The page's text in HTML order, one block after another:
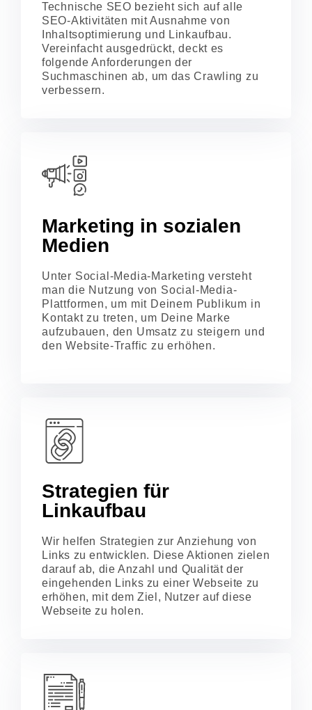
Technische SEO bezieht sich auf alle
SEO-Aktivitäten mit Ausnahme von
Inhaltsoptimierung und Linkaufbau.
Vereinfacht ausgedrückt, deckt es
folgende Anforderungen der
Suchmaschinen ab, um das Crawling zu
verbessern.
Marketing in sozialen
Medien
Unter Social-Media-Marketing versteht
man die Nutzung von Social-Media-
Plattformen, um mit Deinem Publikum in
Kontakt zu treten, um Deine Marke
aufzubauen, den Umsatz zu steigern und
den Website-Traffic zu erhöhen.
Strategien für
Linkaufbau​
Wir helfen Strategien zur Anziehung von
Links zu entwicklen. Diese Aktionen zielen
darauf ab, die Anzahl und Qualität der
eingehenden Links zu einer Webseite zu
erhöhen, mit dem Ziel, Nutzer auf diese
Webseite zu holen.